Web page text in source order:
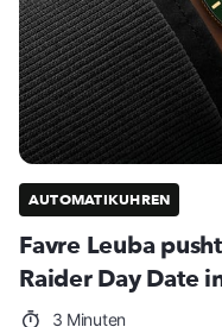
AUTOMATIKUHREN
Favre Leuba
Raider Day Date
3 Minuten